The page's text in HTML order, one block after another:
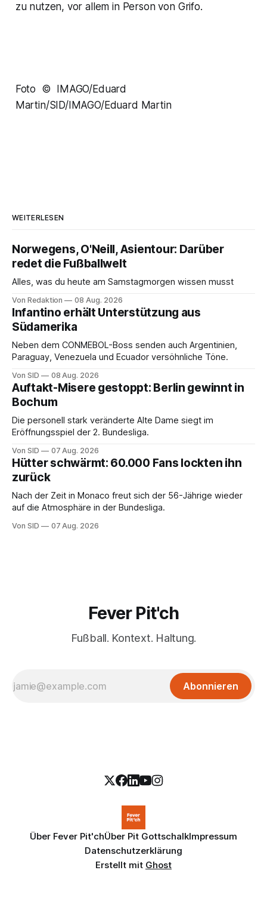
zu nutzen, vor allem in Person von Grifo.
Foto © IMAGO/Eduard
Martin/SID/IMAGO/Eduard Martin
WEITERLESEN
Norwegens, O'Neill, Asientour: Darüber
redet die Fußballwelt
Alles, was du heute am Samstagmorgen wissen musst
Von Redaktion 08 Aug. 2026
Infantino erhält Unterstützung aus
Südamerika
Neben dem CONMEBOL-Boss senden auch Argentinien,
Paraguay, Venezuela und Ecuador versöhnliche Töne.
Von SID 08 Aug. 2026
Auftakt-Misere gestoppt: Berlin gewinnt in
Bochum
Die personell stark veränderte Alte Dame siegt im
Eröffnungsspiel der 2. Bundesliga.
Von SID 07 Aug. 2026
Hütter schwärmt: 60.000 Fans lockten ihn
zurück
Nach der Zeit in Monaco freut sich der 56-Jährige wieder
auf die Atmosphäre in der Bundesliga.
Von SID 07 Aug. 2026
Fever Pit'ch
Fußball. Kontext. Haltung.
Abonnieren
Über Fever Pit'chÜber Pit GottschalkImpressum
Datenschutzerklärung
Erstellt mit Ghost